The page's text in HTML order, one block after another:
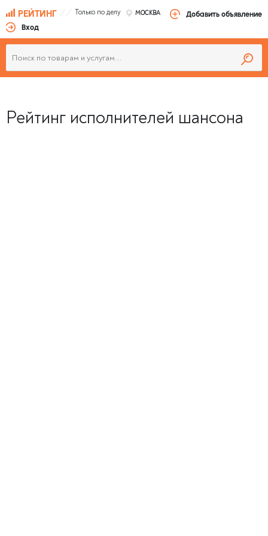
РЕЙТИНГ Только по делу МОСКВА
Добавить объявление
Вход
Рейтинг исполнителей шансона